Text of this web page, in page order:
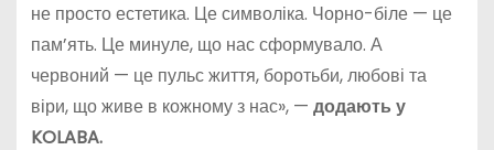
не просто естетика. Це символіка. Чорно-біле — це
пам’ять. Це минуле, що нас сформувало. А
червоний — це пульс життя, боротьби, любові та
віри, що живе в кожному з нас», — додають у
KOLABA.